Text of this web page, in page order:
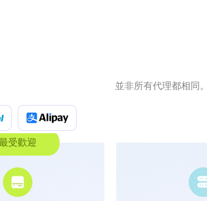
並非所有代理都相同
受歡迎